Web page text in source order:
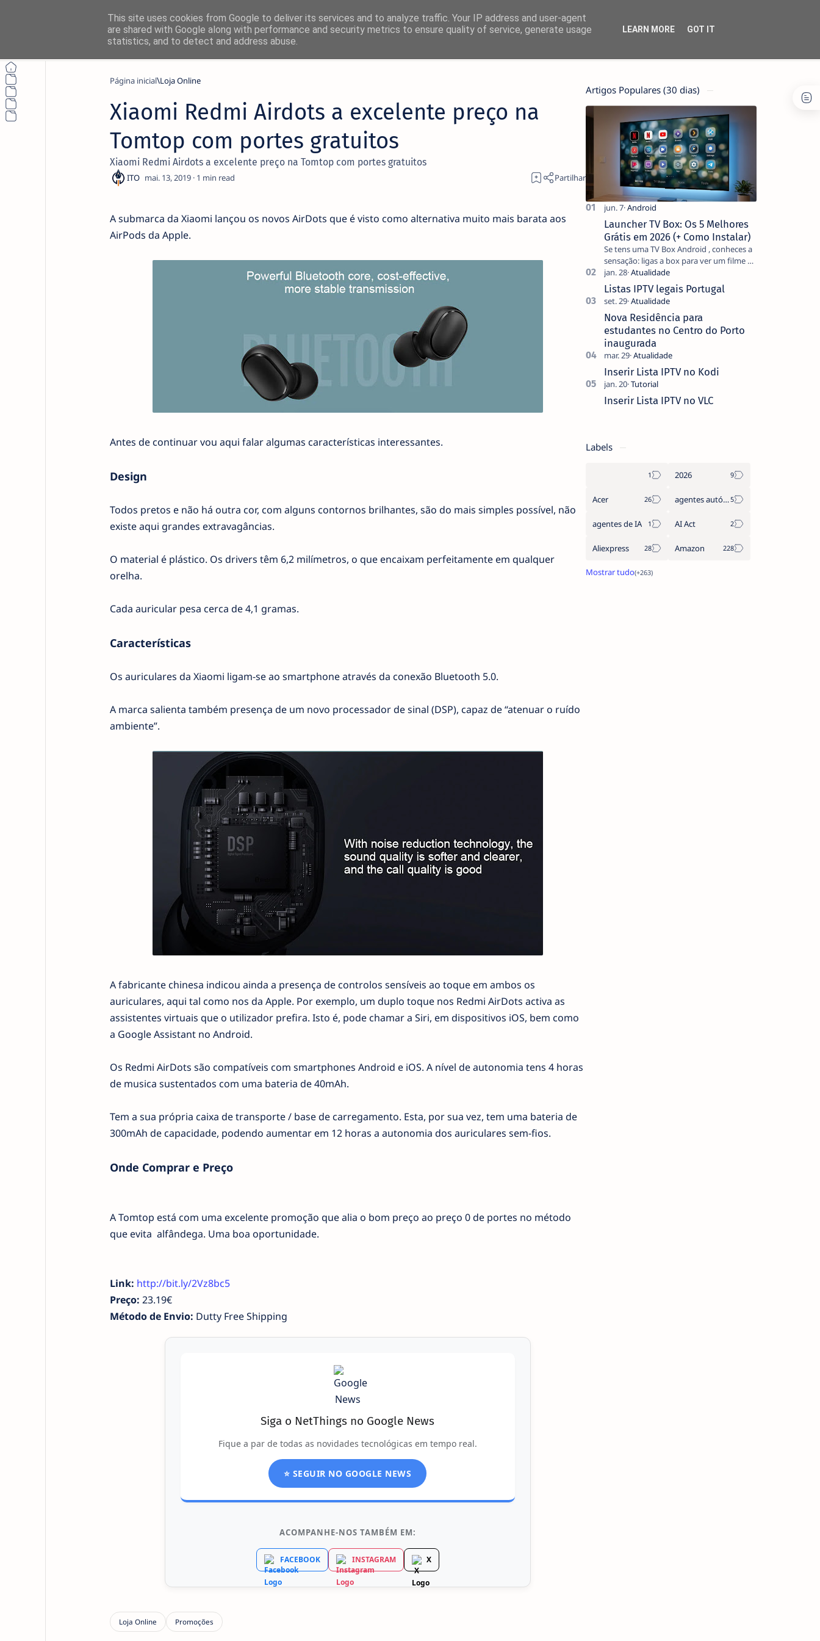
Página inicial Loja Online
Xiaomi Redmi Airdots a excelente preço na
Tomtop com portes gratuitos
Xiaomi Redmi Airdots a excelente preço na Tomtop com portes gratuitos
1
A submarca da Xiaomi lançou os novos AirDots que é visto como alternativa muito mais barata aos
AirPods da Apple.
Antes de continuar vou aqui falar algumas características interessantes.
Design
Todos pretos e não há outra cor, com alguns contornos brilhantes, são do mais simples possível, não
existe aqui grandes extravagâncias.
O material é plástico. Os drivers têm 6,2 milímetros, o que encaixam perfeitamente em qualquer
orelha.
Cada auricular pesa cerca de 4,1 gramas.
Características
Os auriculares da Xiaomi ligam-se ao smartphone através da conexão Bluetooth 5.0.
A marca salienta também presença de um novo processador de sinal (DSP), capaz de “atenuar o ruído
ambiente”.
A fabricante chinesa indicou ainda a presença de controlos sensíveis ao toque em ambos os
auriculares, aqui tal como nos da Apple. Por exemplo, um duplo toque nos Redmi AirDots activa as
assistentes virtuais que o utilizador prefira. Isto é, pode chamar a Siri, em dispositivos iOS, bem como
a Google Assistant no Android.
Os Redmi AirDots são compatíveis com smartphones Android e iOS. A nível de autonomia tens 4 horas
de musica sustentados com uma bateria de 40mAh.
Tem a sua própria caixa de transporte / base de carregamento. Esta, por sua vez, tem uma bateria de
300mAh de capacidade, podendo aumentar em 12 horas a autonomia dos auriculares sem-fios.
Onde Comprar e Preço
A Tomtop está com uma excelente promoção que alia o bom preço ao preço 0 de portes no método
que evita alfândega. Uma boa oportunidade.
Link: http://bit.ly/2Vz8bc5
Preço: 23.19€
Método de Envio: Dutty Free Shipping
Siga o NetThings no Google News
Fique a par de todas as novidades tecnológicas em tempo real.
⭐ SEGUIR NO GOOGLE NEWS
ACOMPANHE-NOS TAMBÉM EM:
FACEBOOK INSTAGRAM X
Artigos Populares (30 dias)
Launcher TV Box: Os 5 Melhores
Grátis em 2026 (+ Como Instalar)
Se tens uma TV Box Android , conheces a
sensação: ligas a box para ver um filme e
o ecrã inicial está coberto de sugestões
que não pediste, ban…
Listas IPTV legais Portugal
Nova Residência para
estudantes no Centro do Porto
inaugurada
Inserir Lista IPTV no Kodi
Inserir Lista IPTV no VLC
Labels
2026
Acer agentes autónomos
agentes de IA AI Act
Aliexpress Amazon
This site uses cookies from Google to deliver its services and to analyze traffic. Your IP address and user-agent
are shared with Google along with performance and security metrics to ensure quality of service, generate usage
statistics, and to detect and address abuse.
LEARN MORE GOT IT